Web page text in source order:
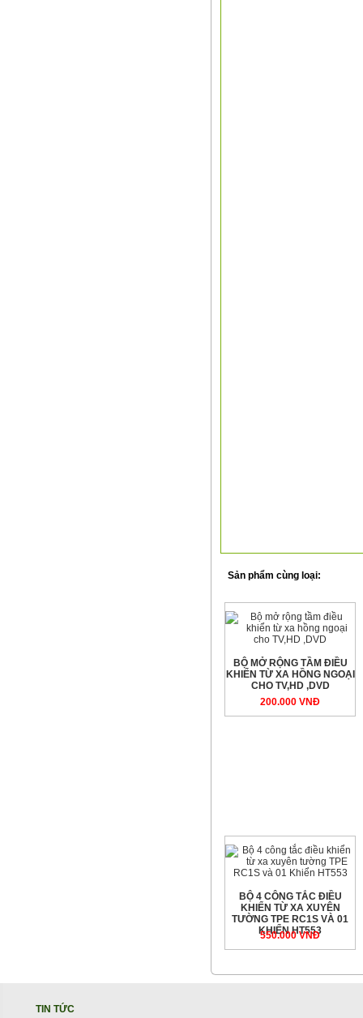
Sản phẩm cùng loại:
BỘ MỞ RỘNG TẦM ĐIỀU
KHIỂN TỪ XA HỒNG NGOẠI
CHO TV,HD ,DVD
200.000 VNÐ
BỘ 4 CÔNG TẮC ĐIỀU
KHIỂN TỪ XA XUYÊN
TƯỜNG TPE RC1S VÀ 01
KHIỂN HT553
550.000 VNÐ
TIN TỨC